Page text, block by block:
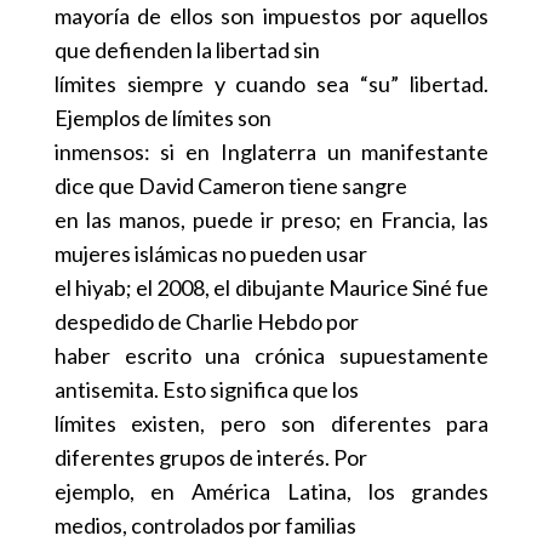
mayoría de ellos son impuestos por aquellos
que defienden la libertad sin
límites siempre y cuando sea “su” libertad.
Ejemplos de límites son
inmensos: si en Inglaterra un manifestante
dice que David Cameron tiene sangre
en las manos, puede ir preso; en Francia, las
mujeres islámicas no pueden usar
el hiyab; el 2008, el dibujante Maurice Siné fue
despedido de Charlie Hebdo por
haber escrito una crónica supuestamente
antisemita. Esto significa que los
límites existen, pero son diferentes para
diferentes grupos de interés. Por
ejemplo, en América Latina, los grandes
medios, controlados por familias